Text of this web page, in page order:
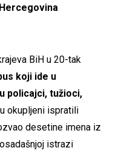
BiH u 20-tak
koji ide u
policajci, tužioci,
okupljeni ispratili
desetine imena iz
istrazi